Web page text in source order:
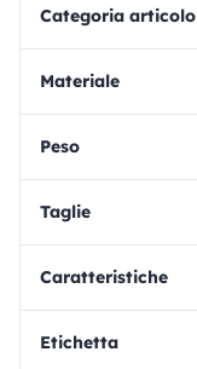
Categoria articolo
materiale
Peso
Taglie
Caratteristiche
Etichetta